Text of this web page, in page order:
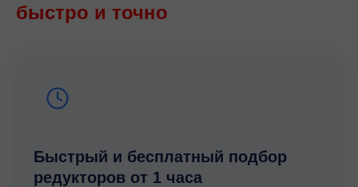
быстро и точно
Быстрый и беcплатный подбор
редукторов от 1 часа